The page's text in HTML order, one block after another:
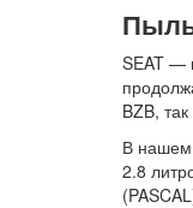
SEAT —
BZB,
В нашем
2.8